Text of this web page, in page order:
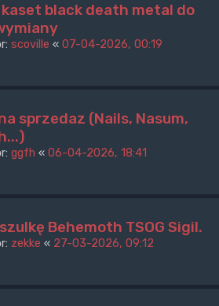
black death metal do
scoville « 07-04-2026, 00:19
sprzedaz (Nails, Nasum,
ggfh « 06-04-2026, 18:41
Behemoth TSOG Sigil.
zekke « 27-03-2026, 09:12